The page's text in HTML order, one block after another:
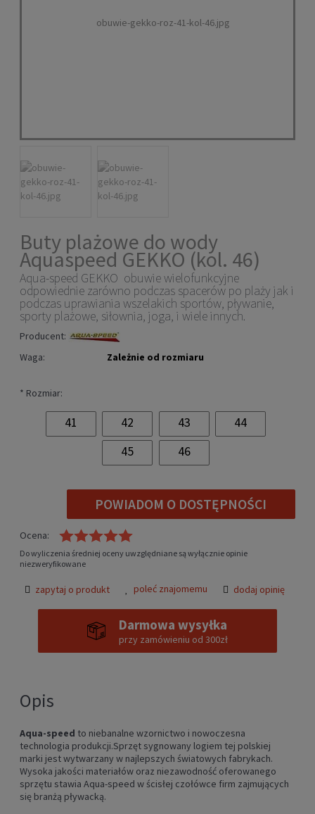
Buty plażowe do wody
Aquaspeed GEKKO (kol. 46)
Aqua-speed GEKKO obuwie wielofunkcyjne
odpowiednie zarówno podczas spacerów po plaży jak i
podczas uprawiania wszelakich sportów, pływanie,
sporty plażowe, siłownia, joga, i wiele innych.
Producent:
Waga:
Zależnie od rozmiaru
* Rozmiar:
41 42 43
44
45
46
POWIADOM O DOSTĘPNOŚCI
Ocena:
Do wyliczenia średniej oceny uwzględniane są wyłącznie opinie
niezweryfikowane
zapytaj o produkt poleć znajomemu dodaj opinię
Darmowa wysyłka
przy zamówieniu od 300zł
Opis
Aqua-speed to niebanalne wzornictwo i nowoczesna
technologia produkcji.Sprzęt sygnowany logiem tej polskiej
marki jest wytwarzany w najlepszych światowych fabrykach.
Wysoka jakości materiałów oraz niezawodność oferowanego
sprzętu stawia Aqua-speed w ścisłej czołówce firm zajmujących
się branżą pływacką.